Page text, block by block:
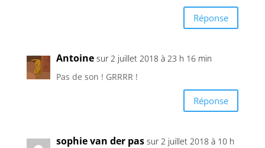
Réponse
Antoine sur 2 juillet 2018 à 23 h 16 min
Pas de son ! GRRRR !
Réponse
sophie van der pas sur 2 juillet 2018 à 10 h